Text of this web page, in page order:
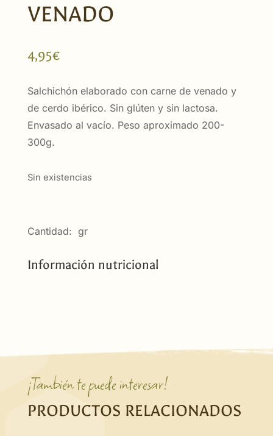
VENADO
4,95€
Salchichón elaborado con carne de venado y
de cerdo ibérico. Sin glúten y sin lactosa.
Envasado al vacío. Peso aproximado 200-
300g.
Sin existencias
Cantidad: gr
Información nutricional
¡También te puede interesar!
PRODUCTOS RELACIONADOS